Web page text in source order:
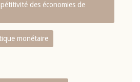
des économies de
monétaire